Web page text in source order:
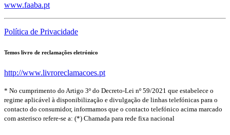
www.faaba.pt
Política de Privacidade
Temos livro de reclamações eletrónico
http://www.livroreclamacoes.pt
* No cumprimento do Artigo 3º do Decreto-Lei nº 59/2021 que estabelece o
regime aplicável à disponibilização e divulgação de linhas telefónicas para o
contacto do consumidor, informamos que o contacto telefónico acima marcado
com asterisco refere-se a: (*) Chamada para rede fixa nacional